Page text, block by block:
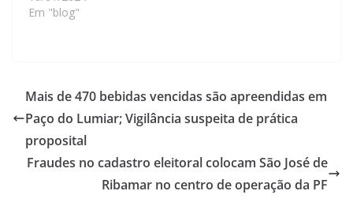
Em "blog"
Mais de 470 bebidas vencidas são apreendidas em
Paço do Lumiar; Vigilância suspeita de prática
proposital
Fraudes no cadastro eleitoral colocam São José de
Ribamar no centro de operação da PF